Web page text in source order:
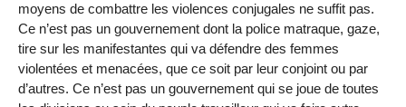
moyens de combattre les violences conjugales ne suffit pas.
Ce n’est pas un gouvernement dont la police matraque, gaze,
tire sur les manifestantes qui va défendre des femmes
violentées et menacées, que ce soit par leur conjoint ou par
d’autres. Ce n’est pas un gouvernement qui se joue de toutes